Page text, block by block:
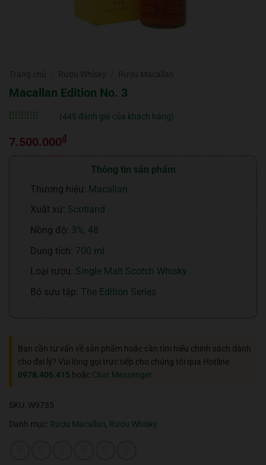
Macallan Edition No. 3
trênđánh
giá
(445 đánh giá của khách hàng)
7.500.000₫
Thông tin sản phẩm
Thương hiệu: Macallan
Xuất xứ: Scotland
Nồng độ: 3%, 48
Dung tích: 700 ml
Loại rượu: Single Malt Scotch Whisky
Bộ sưu tập: The Edition Series
Bạn cần tư vấn về sản phẩm hoặc cần tìm hiểu chính sách dành
cho đại lý? Vui lòng gọi trực tiếp cho chúng tôi qua Hotline
0978.406.415 hoặc Chat Messenger
SKU: W9735
Danh mục: Rượu Macallan, Rượu Whisky